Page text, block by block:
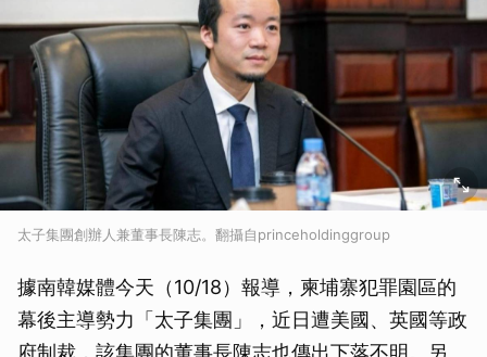
太子集團創辦人兼董事長陳志。翻攝自princeholdinggroup
據南韓媒體今天（10/18）報導，柬埔寨犯罪園區的
幕後主導勢力「太子集團」，近日遭美國、英國等政